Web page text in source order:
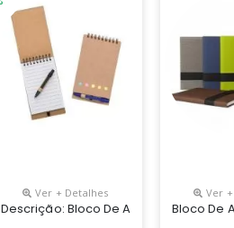
Ver + Detalhes
Descrição: Bloco De Anotações
Ver
Bloco De